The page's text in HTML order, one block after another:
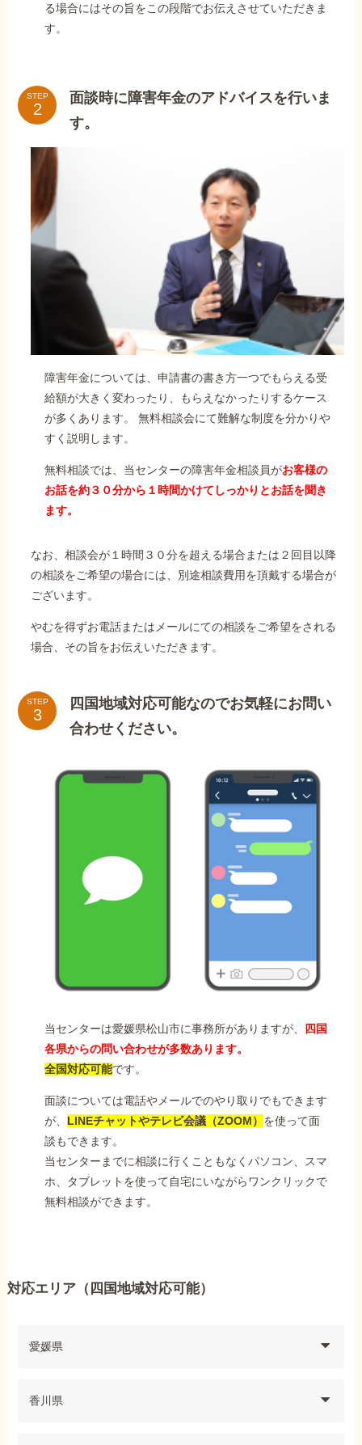
る場合にはその旨をこの段階でお伝えさせていただきま
す。
STEP
面談時に障害年金のアドバイスを行いま
す。
障害年金については、申請書の書き方一つでもらえる受
給額が大きく変わったり、もらえなかったりするケース
が多くあります。 無料相談会にて難解な制度を分かりや
すく説明します。
無料相談では、当センターの障害年金相談員がお客様の
お話を約３０分から１時間かけてしっかりとお話を聞き
ます。
なお、相談会が１時間３０分を超える場合または２回目以降
の相談をご希望の場合には、別途相談費用を頂戴する場合が
ございます。
やむを得ずお電話またはメールにての相談をご希望をされる
場合、その旨をお伝えいただきます。
STEP
四国地域対応可能なのでお気軽にお問い
合わせください。
当センターは愛媛県松山市に事務所がありますが、
四国
各県からの問い合わせが多数あります。
全国対応可能です。
面談については電話やメールでのやり取りでもできます
が、 LINEチャットやテレビ会議（ZOOM） を使って面
談もできます。
当センターまでに相談に行くこともなくパソコン、スマ
ホ、タブレットを使って自宅にいながらワンクリックで
無料相談ができます。
対応エリア（四国地域対応可能）
愛媛県
香川県